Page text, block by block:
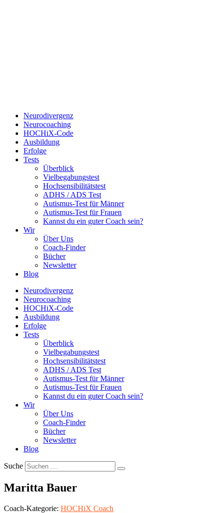
Neurodivergenz
Neurocoaching
HOCHiX-Code
Ausbildung
Erfolge
Tests
Überblick
Vielbegabungstest
Hochsensibilitätstest
ADHS / ADS Test
Autismus-Test für Männer
Autismus-Test für Frauen
Kannst du ein guter Coach sein?
Wir
Über Uns
Coach-Finder
Bücher
Newsletter
Blog
Neurodivergenz
Neurocoaching
HOCHiX-Code
Ausbildung
Erfolge
Tests
Überblick
Vielbegabungstest
Hochsensibilitätstest
ADHS / ADS Test
Autismus-Test für Männer
Autismus-Test für Frauen
Kannst du ein guter Coach sein?
Wir
Über Uns
Coach-Finder
Bücher
Newsletter
Blog
Suche
Maritta Bauer
Coach-Kategorie: HOCHiX Coach